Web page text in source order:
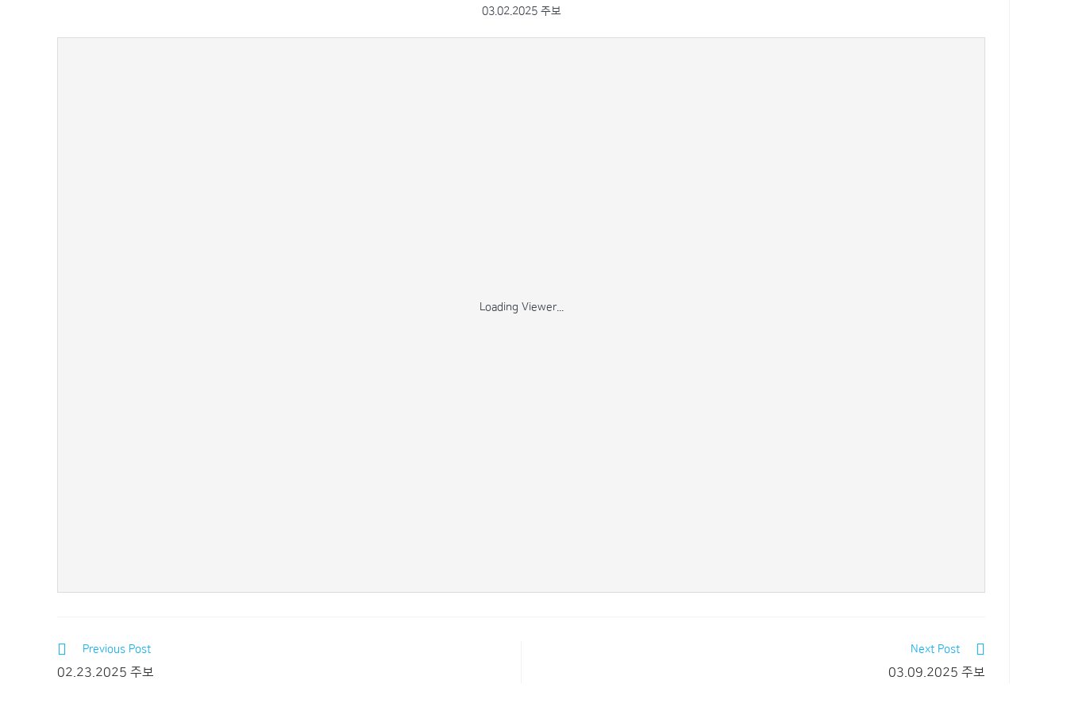
03.02.2025 주보
Loading Viewer...
Previous Post
02.23.2025 주보
Next Post
03.09.2025 주보